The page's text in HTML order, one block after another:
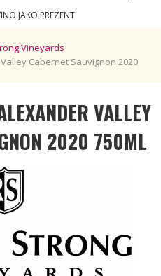
JAKO PREZENT
Vineyards
Cabernet Sauvignon 2020
VALLEY
2020 750ML